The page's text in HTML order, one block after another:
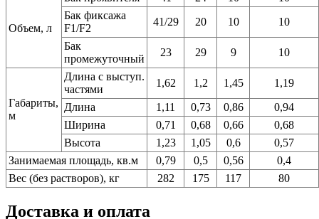
Объем, л
Бак фиксажа
F1/F2
41/29 20 10
10
Бак
промежуточный
23 29 9 10
Габариты,
м
Длина с выступ.
частями
1,62 1,2 1,45
1,19
Длина
1,11 0,73 0,86
0,94
Ширина
0,71 0,68 0,66
0,68
Высота
1,23 1,05 0,6
0,57
Занимаемая площадь, кв.м
0,79 0,5 0,56
0,4
Вес (без растворов), кг
282 175 117 80
Доставка и оплата